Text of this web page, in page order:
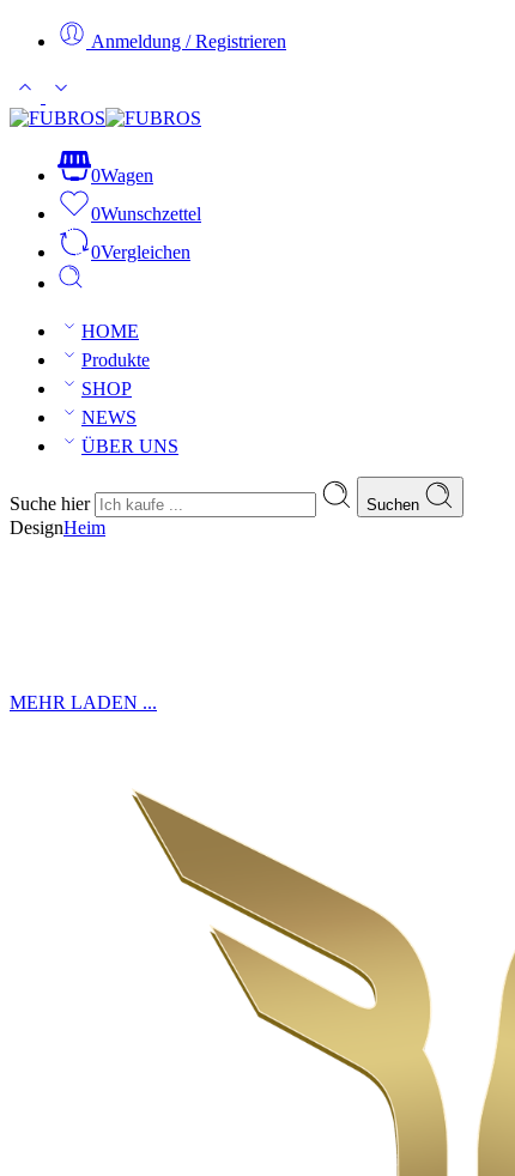
Anmeldung / Registrieren
0Wagen
0Wunschzettel
0Vergleichen
HOME
Produkte
SHOP
NEWS
ÜBER UNS
Suche hier Suchen
DesignHeim
MEHR LADEN ...